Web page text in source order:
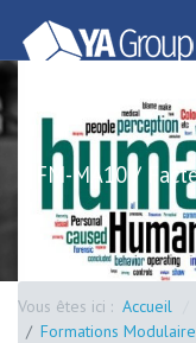
FM-MA10 /
Vous êtes ici : Accueil
Formations